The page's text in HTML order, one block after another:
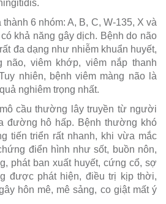
6 nhóm: A, B, C, W-135, X và
khả năng gây dịch. Bệnh do não
đa dạng như nhiễm khuẩn huyết,
não, viêm khớp, viêm nắp thanh
nhiên, bệnh viêm màng não là
nghiêm trọng nhất.
cầu thường lây truyền từ người
đường hô hấp. Bệnh thường khó
tiến triển rất nhanh, khi vừa mắc
điển hình như sốt, buồn nôn,
phát ban xuất huyết, cứng cổ, sợ
được phát hiện, điều trị kịp thời,
hôn mê, mê sảng, co giật mất ý